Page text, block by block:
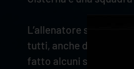
L’allenatore scaligero
tutti, anche dopo le
fatto alcuni sold out,